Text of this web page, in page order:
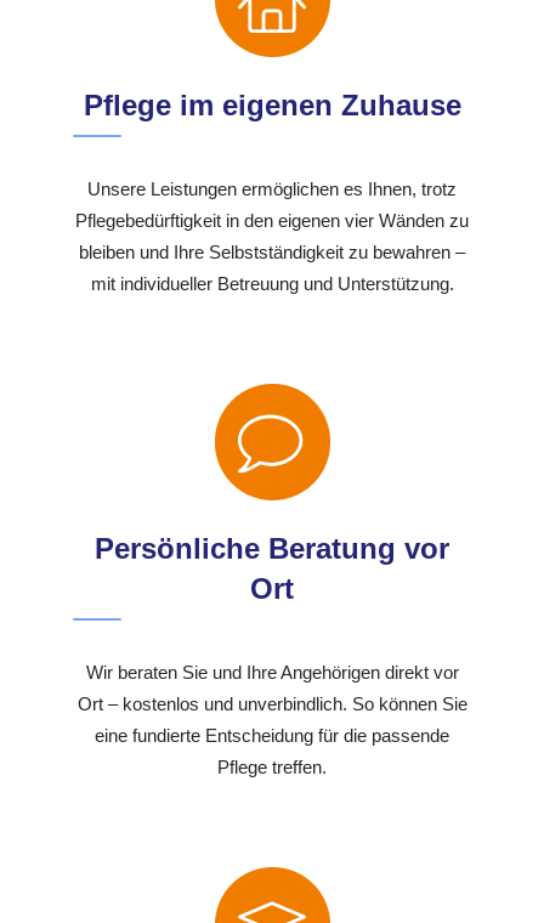
Pflege im eigenen Zuhause
Unsere Leistungen ermöglichen es Ihnen, trotz
Pflegebedürftigkeit in den eigenen vier Wänden zu
bleiben und Ihre Selbstständigkeit zu bewahren –
mit individueller Betreuung und Unterstützung.
Persönliche Beratung vor
Ort
Wir beraten Sie und Ihre Angehörigen direkt vor
Ort – kostenlos und unverbindlich. So können Sie
eine fundierte Entscheidung für die passende
Pflege treffen.